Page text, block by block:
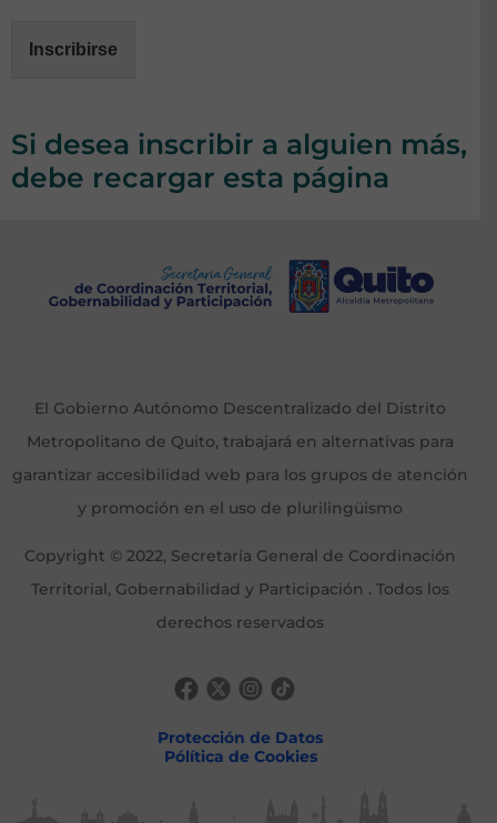
Inscribirse
Si desea inscribir a alguien más,
debe recargar esta página
El Gobierno Autónomo Descentralizado del Distrito
Metropolitano de Quito, trabajará en alternativas para
garantizar accesibilidad web para los grupos de atención
y promoción en el uso de plurilingüismo
Copyright © 2022, Secretaría General de Coordinación
Territorial, Gobernabilidad y Participación . Todos los
derechos reservados
Protección de Datos
Pólítica de Cookies